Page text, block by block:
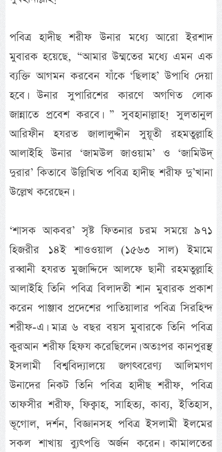
পবিত্র হাদীছ শরীফ উনার মধ্যে আরো ইরশাদ
মুবারক হয়েছে, “আমার উম্মতের মধ্যে এমন এক
ব্যক্তি আগমন করবেন যাঁকে ‘ছিলাহ’ উপাধি দেয়া
হবে। উনার সুপারিশের কারণে অগণিত লোক
জান্নাতে প্রবেশ করবে। ” সুবহানাল্লাহ! সুলতানুল
আরিফীন হযরত জালালুদ্দীন সুয়ূতী রহমতুল্লাহি
আলাইহি উনার ‘জামউল জাওয়াম’ ও ‘জামিউদ্
দুরার’ কিতাবে উল্লিখিত পবিত্র হাদীছ শরীফ দু’খানা
উল্লেখ করেছেন।
‘শাসক আকবর’ সৃষ্ট ফিতনার চরম সময়ে ৯৭১
হিজরীর ১৪ই শাওওয়াল (১৫৬৩ সাল) ইমামে
রব্বানী হযরত মুজাদ্দিদে আলফে ছানী রহমতুল্লাহি
আলাইহি তিনি পবিত্র বিলাদতী শান মুবারক প্রকাশ
করেন পাঞ্জাব প্রদেশের পাতিয়ালার পবিত্র সিরহিন্দ
শরীফ-এ। মাত্র ৬ বছর বয়স মুবারকে তিনি পবিত্র
কুরআন শরীফ হিফয করেছিলেন। অতঃপর কানপুরস্থ
ইসলামী বিশ্ববিদ্যালয়ে জগৎবরেণ্য আলিমগণ
উনাদের নিকট তিনি পবিত্র হাদীছ শরীফ, পবিত্র
তাফসীর শরীফ, ফিক্বাহ, সাহিত্য, কাব্য, ইতিহাস,
ভূগোল, দর্শন, বিজ্ঞানসহ পবিত্র ইসলামী ইলমের
সকল শাখায় ব্যুৎপত্তি অর্জন করেন। কামালতের